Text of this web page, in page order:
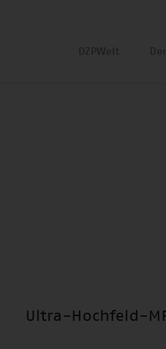
DZPWelt
Ultra-Hochfeld-